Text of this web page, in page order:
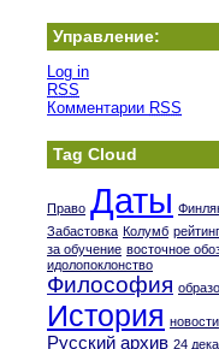
Управление:
Log in
RSS
Комментарии RSS
Tag Cloud
Право Даты
Забастовка Колумб рейтинг
за обучение восточное
идолопоклонство
Философия
История новости
Русский архив 24